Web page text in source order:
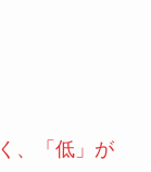
、「低」が